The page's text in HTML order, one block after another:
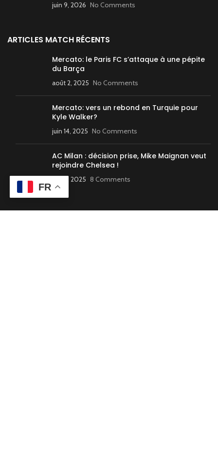
juin 9, 2026 No Comments
ARTICLES MATCH RÉCENTS
Mercato: le Paris FC s’attaque à une pépite
du Barça
août 2, 2025 No Comments
Mercato: vers un rebond en Turquie pour
Kyle Walker?
juin 14, 2025 No Comments
AC Milan : décision prise, Mike Maignan veut
rejoindre Chelsea !
juin 5, 2025 8 Comments
FOOTBALL – LIGUE
FR